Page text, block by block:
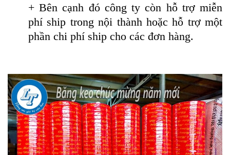
+ Bên cạnh đó công ty còn hỗ trợ miễn
phí ship trong nội thành hoặc hỗ trợ một
phần chi phí ship cho các đơn hàng.